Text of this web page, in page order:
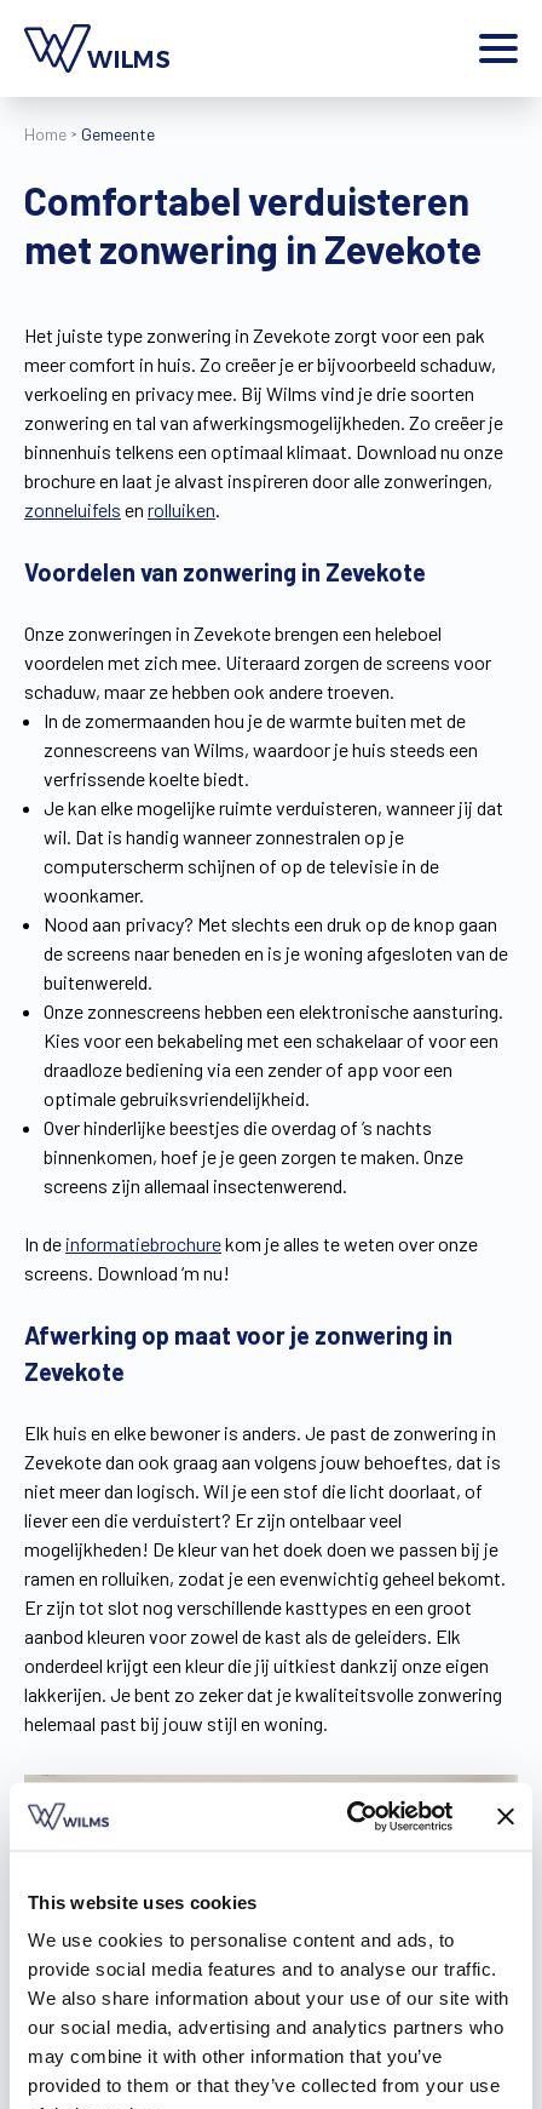
This website uses cookies
We use cookies to personalise content and ads, to
provide social media features and to analyse our traffic.
We also share information about your use of our site with
our social media, advertising and analytics partners who
may combine it with other information that you’ve
provided to them or that they’ve collected from your use
Vind een verdeler Offerte op maat
Gratis brochure
Home
Producten
Inspiratie
Contact
Extra
Jobs
Wilms World
NL
Home Gemeente
Comfortabel verduisteren
met zonwering in Zevekote
Het juiste type zonwering in Zevekote zorgt voor een pak
meer comfort in huis. Zo creëer je er bijvoorbeeld schaduw,
verkoeling en privacy mee. Bij Wilms vind je drie soorten
zonwering en tal van afwerkingsmogelijkheden. Zo creëer je
binnenhuis telkens een optimaal klimaat. Download nu onze
brochure en laat je alvast inspireren door alle zonweringen,
zonneluifels en rolluiken.
Voordelen van zonwering in Zevekote
Onze zonweringen in Zevekote brengen een heleboel
voordelen met zich mee. Uiteraard zorgen de screens voor
schaduw, maar ze hebben ook andere troeven.
In de zomermaanden hou je de warmte buiten met de
zonnescreens van Wilms, waardoor je huis steeds een
verfrissende koelte biedt.
Je kan elke mogelijke ruimte verduisteren, wanneer jij dat
wil. Dat is handig wanneer zonnestralen op je
computerscherm schijnen of op de televisie in de
woonkamer.
Nood aan privacy? Met slechts een druk op de knop gaan
de screens naar beneden en is je woning afgesloten van de
buitenwereld.
Onze zonnescreens hebben een elektronische aansturing.
Kies voor een bekabeling met een schakelaar of voor een
draadloze bediening via een zender of app voor een
optimale gebruiksvriendelijkheid.
Over hinderlijke beestjes die overdag of ’s nachts
binnenkomen, hoef je je geen zorgen te maken. Onze
screens zijn allemaal insectenwerend.
In de informatiebrochurekom je alles te weten over onze
screens. Download ‘m nu!
Afwerking op maat voor je zonwering in
Zevekote
Elk huis en elke bewoner is anders. Je past de zonwering in
Zevekote dan ook graag aan volgens jouw behoeftes, dat is
niet meer dan logisch. Wil je een stof die licht doorlaat, of
liever een die verduistert? Er zijn ontelbaar veel
mogelijkheden! De kleur van het doek doen we passen bij je
ramen en rolluiken, zodat je een evenwichtig geheel bekomt.
Er zijn tot slot nog verschillende kasttypes en een groot
aanbod kleuren voor zowel de kast als de geleiders. Elk
onderdeel krijgt een kleur die jij uitkiest dankzij onze eigen
lakkerijen. Je bent zo zeker dat je kwaliteitsvolle zonwering
helemaal past bij jouw stijl en woning.